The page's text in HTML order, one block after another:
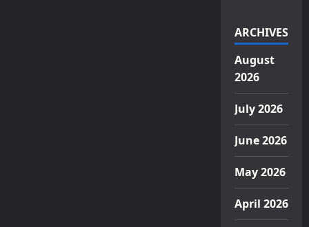
ARCHIVES
August
2026
July 2026
June 2026
May 2026
April 2026